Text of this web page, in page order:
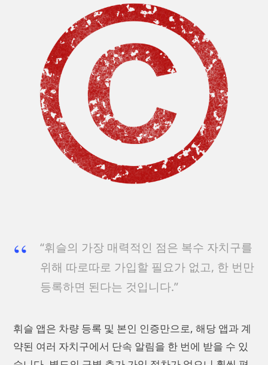
“휘슬의 가장 매력적인 점은 복수 자치구를
위해 따로따로 가입할 필요가 없고, 한 번만
등록하면 된다는 것입니다.”
휘슬 앱은 차량 등록 및 본인 인증만으로, 해당 앱과 계
약된 여러 자치구에서 단속 알림을 한 번에 받을 수 있